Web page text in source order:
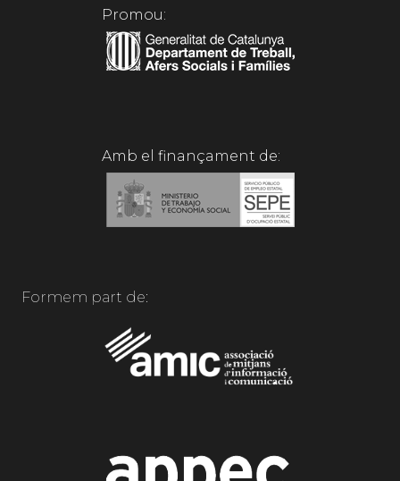
Promou:
Amb el finançament de:
Formem part de: